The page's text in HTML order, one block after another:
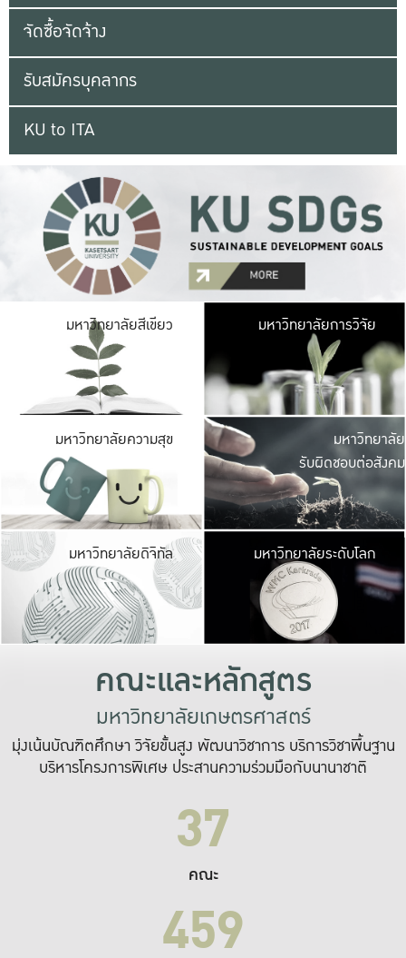
จัดซื้อจัดจ้าง
รับสมัครบุคลากร
KU to ITA
มหาวิทยาลัยสีเขียว มหาวิ
มีพื้นที่เขียวสดใส
เป็นป่าในเมือง เกษต
มหาวิทยาลัยการวิจัย
มหาวิทยาลัยความสุข มหาวิ
ค
เปิดประ
และพบเรื่องราวใ
มหาวิทยาลัย
รับผิดชอบต่อสังคม
มหาวิทยาลัยดิจิทัล มหาวิ
เปลี่ยนแปลง แล
เพื่อทำง
ระบบสารสนเทศ
มหาวิทยาลัยระดับโลก
คณะและหลักสูตร
มหาวิทยาลัยเกษตรศาสตร์
มุ่งเน้นบัณฑิตศึกษา วิจัยขั้นสูง พัฒนาวิชาการ บริการวิชาพื้นฐาน
บริหารโครงการพิเศษ ประสานความร่วมมือกับนานาชาติ
37
คณะ
459